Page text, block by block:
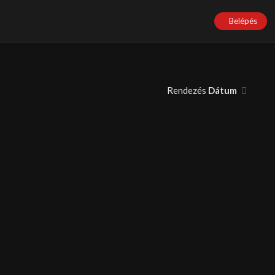
Belépés
Rendezés Dátum